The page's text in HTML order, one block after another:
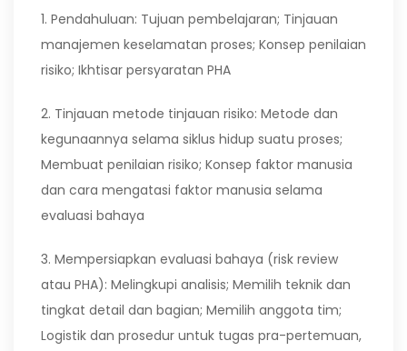
1. Pendahuluan: Tujuan pembelajaran; Tinjauan
manajemen keselamatan proses; Konsep penilaian
risiko; Ikhtisar persyaratan PHA
2. Tinjauan metode tinjauan risiko: Metode dan
kegunaannya selama siklus hidup suatu proses;
Membuat penilaian risiko; Konsep faktor manusia
dan cara mengatasi faktor manusia selama
evaluasi bahaya
3. Mempersiapkan evaluasi bahaya (risk review
atau PHA): Melingkupi analisis; Memilih teknik dan
tingkat detail dan bagian; Memilih anggota tim;
Logistik dan prosedur untuk tugas pra-pertemuan,